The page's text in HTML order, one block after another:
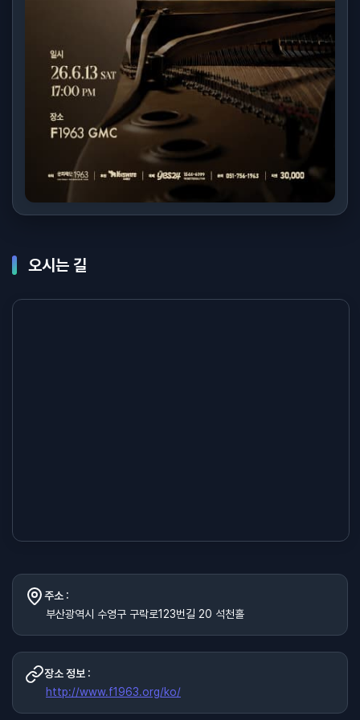
오시는 길
주소 :
부산광역시 수영구 구락로123번길 20 석천홀
장소 정보 :
http://www.f1963.org/ko/